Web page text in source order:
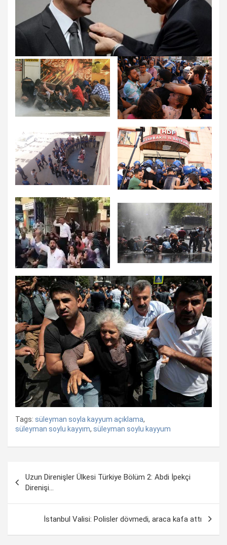
Tags: süleyman soyla kayyum açıklama,
süleyman soylu kayyım, süleyman soylu kayyum
dolaşımı
Uzun Direnişler Ülkesi Türkiye Bölüm 2: Abdi İpekçi
Direnişi…
İstanbul Valisi: Polisler dövmedi, araca kafa attı